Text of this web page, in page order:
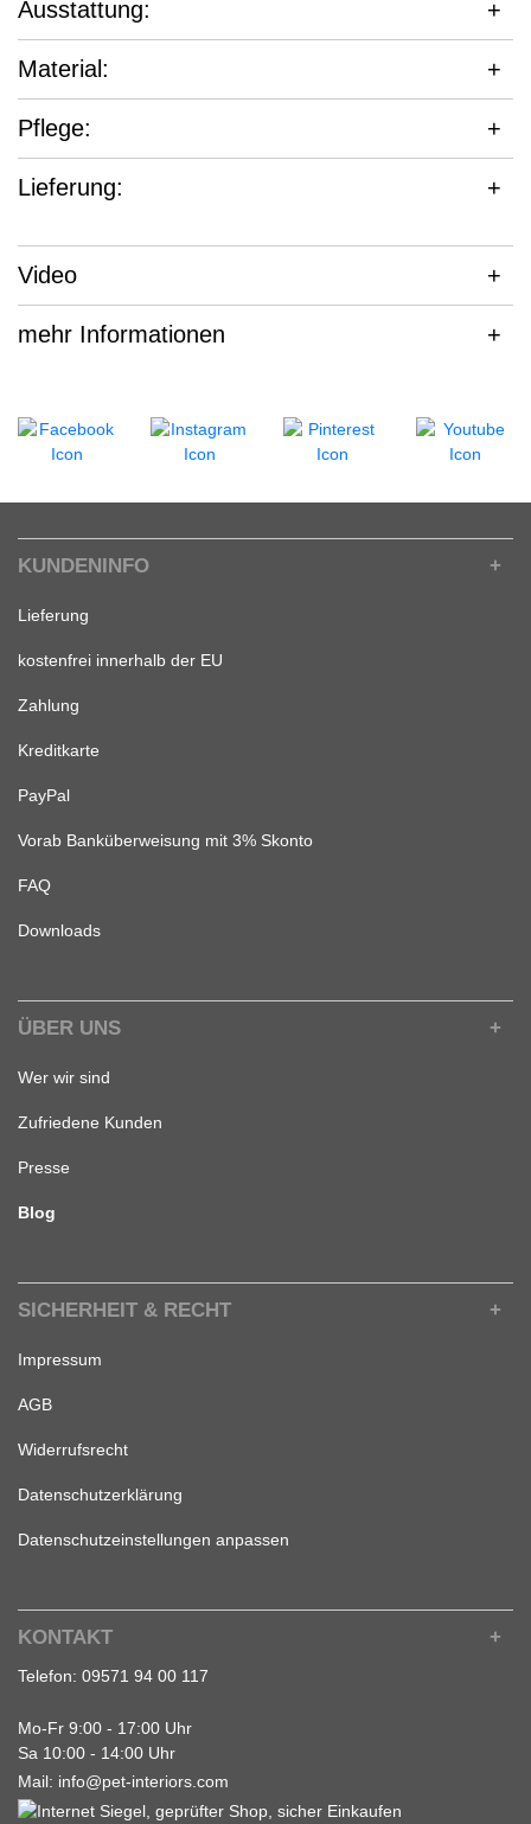
Ausstattung:
Material:
Pflege:
Lieferung:
Video
mehr Informationen
KUNDENINFO
Lieferung
kostenfrei innerhalb der EU
Zahlung
Kreditkarte
PayPal
Vorab Banküberweisung mit 3% Skonto
FAQ
Downloads
ÜBER UNS
Wer wir sind
Zufriedene Kunden
Presse
Blog
SICHERHEIT & RECHT
Impressum
AGB
Widerrufsrecht
Datenschutzerklärung
Datenschutzeinstellungen anpassen
KONTAKT
Telefon: 09571 94 00 117
Mo-Fr 9:00 - 17:00 Uhr
Sa 10:00 - 14:00 Uhr
Mail: info@pet-interiors.com